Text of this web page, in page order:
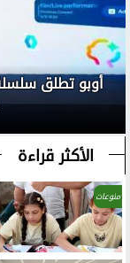
الأكثر قراءة
منوعات